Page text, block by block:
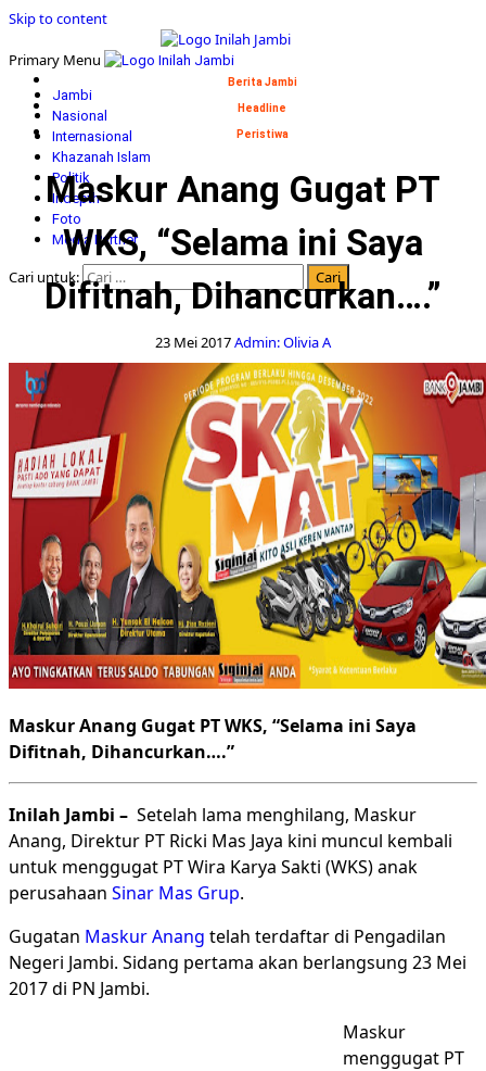
Skip to content
Primary Menu
Jambi
Nasional
Internasional
Khazanah Islam
Politik
Indepth
Foto
Media Partner
Cari untuk:
Berita Jambi
Headline
Peristiwa
Maskur Anang Gugat PT
WKS, “Selama ini Saya
Difitnah, Dihancurkan….”
23 Mei 2017Admin: Olivia A
Maskur Anang Gugat PT WKS, “Selama ini Saya
Difitnah, Dihancurkan….”
Inilah Jambi – Setelah lama menghilang, Maskur
Anang, Direktur PT Ricki Mas Jaya kini muncul kembali
untuk menggugat PT Wira Karya Sakti (WKS) anak
perusahaan Sinar Mas Grup.
Gugatan Maskur Anang telah terdaftar di Pengadilan
Negeri Jambi. Sidang pertama akan berlangsung 23 Mei
2017 di PN Jambi.
Maskur
menggugat PT